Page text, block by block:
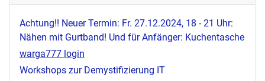
Achtung!! Neuer Termin: Fr. 27.12.2024, 18 - 21 Uhr:
Nähen mit Gurtband! Und für Anfänger: Kuchentasche
warga777 login
Workshops zur Demystifizierung IT